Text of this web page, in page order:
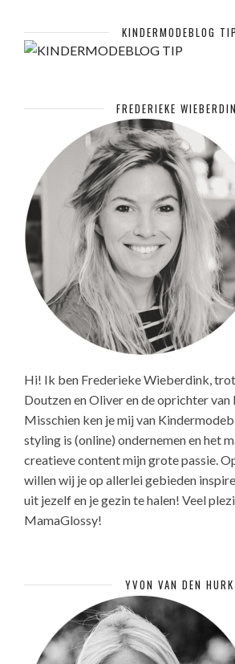
KINDERMODEBLOG TIP
FREDERIEKE
Hi! Ik ben Frederieke Wieberdink,
Doutzen en Oliver en de oprichter van
Misschien ken je mij van
styling is (online) ondernemen en het
creatieve content mijn grote passie.
willen wij je op allerlei gebieden
uit jezelf en je gezin te halen! Veel
MamaGlossy!
YVON VAN DEN HURK